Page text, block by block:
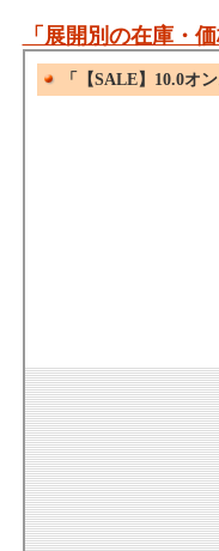
「展開別の在庫・価